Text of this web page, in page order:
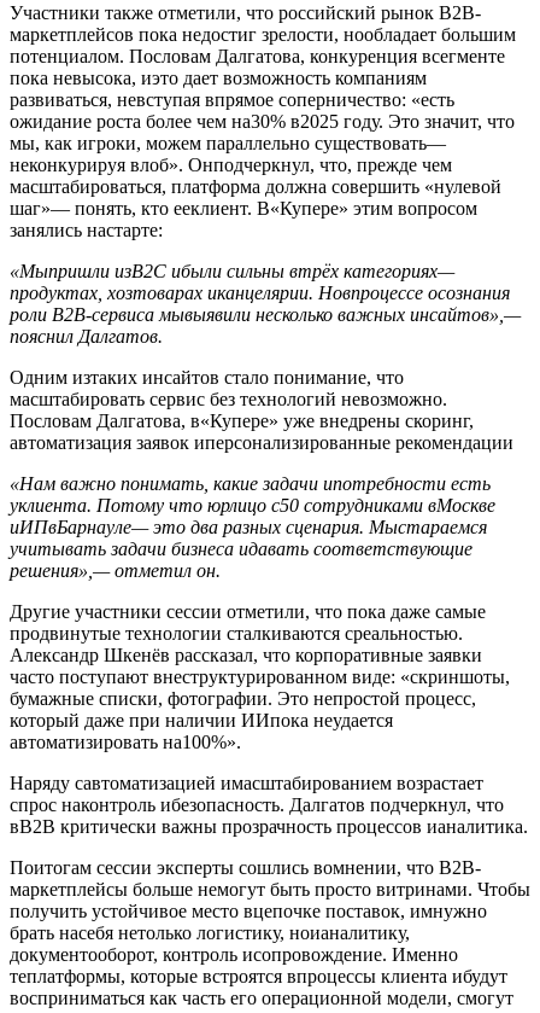
Участники также отметили, что российский рынок B2B-
маркетплейсов пока недостиг зрелости, нообладает большим
потенциалом. Пословам Далгатова, конкуренция всегменте
пока невысока, иэто дает возможность компаниям
развиваться, невступая впрямое соперничество: «есть
ожидание роста более чем на30% в2025 году. Это значит, что
мы, как игроки, можем параллельно существовать—
неконкурируя влоб». Онподчеркнул, что, прежде чем
масштабироваться, платформа должна совершить «нулевой
шаг»— понять, кто ееклиент. В«Купере» этим вопросом
занялись настарте:
«Мыпришли изB2C ибыли сильны втрёх категориях—
продуктах, хозтоварах иканцелярии. Новпроцессе осознания
роли B2B-сервиса мывыявили несколько важных инсайтов»,—
пояснил Далгатов.
Одним изтаких инсайтов стало понимание, что
масштабировать сервис без технологий невозможно.
Пословам Далгатова, в«Купере» уже внедрены скоринг,
автоматизация заявок иперсонализированные рекомендации
«Нам важно понимать, какие задачи ипотребности есть
уклиента. Потому что юрлицо с50 сотрудниками вМоскве
иИПвБарнауле— это два разных сценария. Мыстараемся
учитывать задачи бизнеса идавать соответствующие
решения»,— отметил он.
Другие участники сессии отметили, что пока даже самые
продвинутые технологии сталкиваются среальностью.
Александр Шкенёв рассказал, что корпоративные заявки
часто поступают внеструктурированном виде: «скриншоты,
бумажные списки, фотографии. Это непростой процесс,
который даже при наличии ИИпока неудается
автоматизировать на100%».
Наряду савтоматизацией имасштабированием возрастает
спрос наконтроль ибезопасность. Далгатов подчеркнул, что
вB2B критически важны прозрачность процессов ианалитика.
Поитогам сессии эксперты сошлись вомнении, что B2B-
маркетплейсы больше немогут быть просто витринами. Чтобы
получить устойчивое место вцепочке поставок, имнужно
брать насебя нетолько логистику, ноианалитику,
документооборот, контроль исопровождение. Именно
теплатформы, которые встроятся впроцессы клиента ибудут
восприниматься как часть его операционной модели, смогут